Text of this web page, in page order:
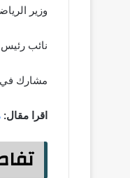
وزير الرياضة
نائب رئيس
مشارك في
اقرا مقال: